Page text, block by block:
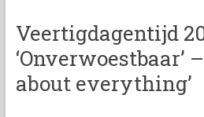
Veertigdagentijd
‘Onverwoestbaar’
about everything’